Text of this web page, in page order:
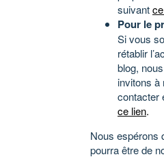
suivant
Pour le
Si vous
rétablir
blog,
invitons à
contacter
ce lien.
Nous espérons
pourra être de